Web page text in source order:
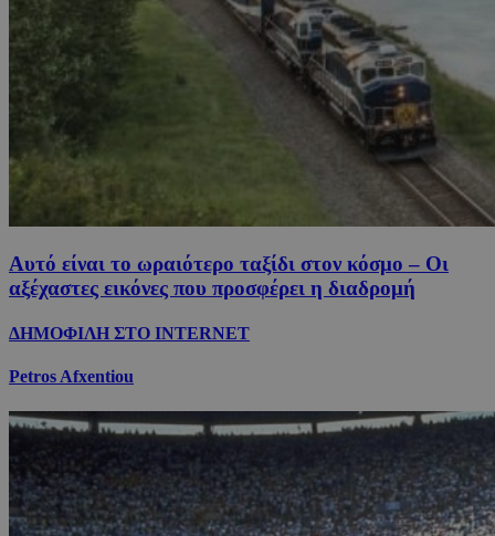
Αυτό είναι το ωραιότερο ταξίδι στον κόσμο – Οι
αξέχαστες εικόνες που προσφέρει η διαδρομή
ΔΗΜΟΦΙΛΗ ΣΤΟ INTERNET
Petros Afxentiou